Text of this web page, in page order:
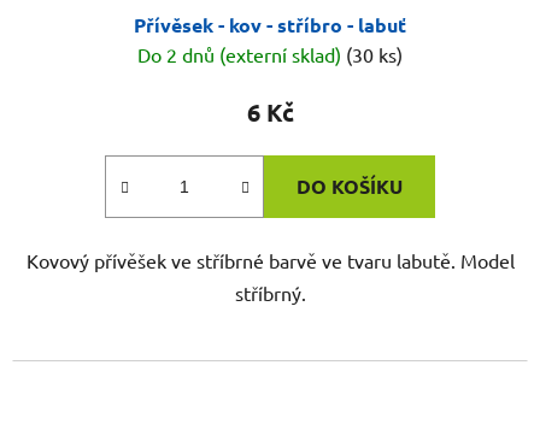
Přívěsek - kov - stříbro - labuť
Do 2 dnů (externí sklad) (30 ks)
6 Kč
DO KOŠÍKU
Kovový přívěšek ve stříbrné barvě ve tvaru labutě. Model
stříbrný.